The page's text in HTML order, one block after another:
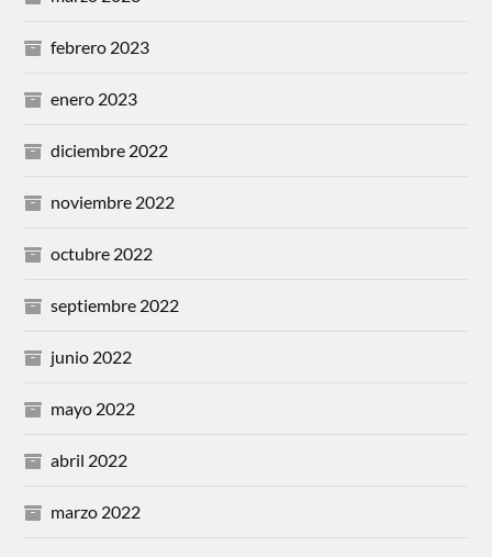
febrero 2023
enero 2023
diciembre 2022
noviembre 2022
octubre 2022
septiembre 2022
junio 2022
mayo 2022
abril 2022
marzo 2022